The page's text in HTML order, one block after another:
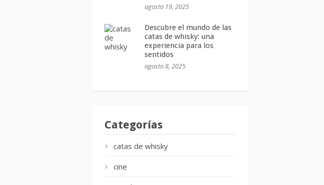
agosto 19, 2025
Descubre el mundo de las
catas de whisky: una
experiencia para los
sentidos
agosto 8, 2025
Categorías
catas de whisky
cine